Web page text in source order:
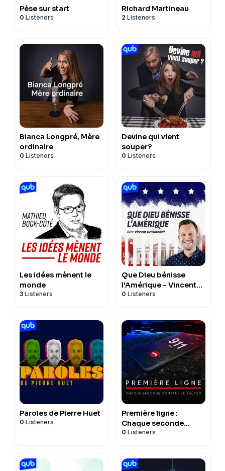
Pèse sur start
0 Listeners
Richard Martineau
2 Listeners
Bianca Longpré, Mère
ordinaire
0 Listeners
Devine qui vient
souper?
0 Listeners
Les idées mènent le
monde
3 Listeners
Que Dieu bénisse
l'Amérique - Vincent
Dessureault
0 Listeners
Paroles de Pierre Huet
0 Listeners
Première ligne :
Chaque seconde
compte - Le balado
0 Listeners